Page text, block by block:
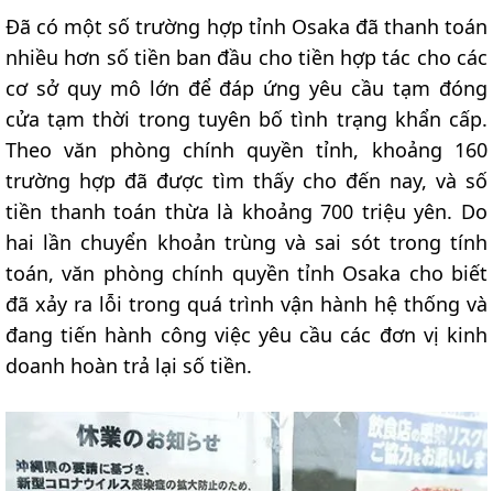
Đã có một số trường hợp tỉnh Osaka đã thanh toán
nhiều hơn số tiền ban đầu cho tiền hợp tác cho các
cơ sở quy mô lớn để đáp ứng yêu cầu tạm đóng
cửa tạm thời trong tuyên bố tình trạng khẩn cấp.
Theo văn phòng chính quyền tỉnh, khoảng 160
trường hợp đã được tìm thấy cho đến nay, và số
tiền thanh toán thừa là khoảng 700 triệu yên. Do
hai lần chuyển khoản trùng và sai sót trong tính
toán, văn phòng chính quyền tỉnh Osaka cho biết
đã xảy ra lỗi trong quá trình vận hành hệ thống và
đang tiến hành công việc yêu cầu các đơn vị kinh
doanh hoàn trả lại số tiền.